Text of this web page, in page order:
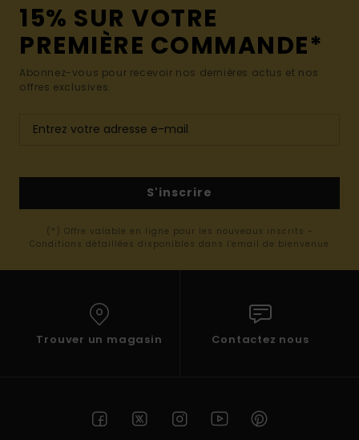
15% SUR VOTRE
PREMIÈRE COMMANDE*
Abonnez-vous pour recevoir nos dernières actus et nos
offres exclusives.
S'inscrire
(*) Offre valable en ligne pour les nouveaux inscrits -
Conditions détaillées disponibles dans l'email de bienvenue
Trouver un magasin Contactez nous